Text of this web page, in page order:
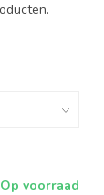
voorraad